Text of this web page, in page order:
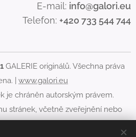
E-mail: info@galori.eu
Telefon: +420 733 544 744
GALERIE originálů. Všechna práva
| www.galori.eu
je chráněn autorským právem.
stránek, včetně zveřejnění nebo